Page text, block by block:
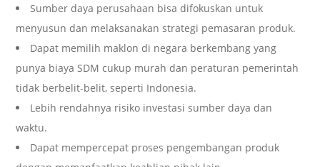
Sumber daya perusahaan bisa difokuskan untuk
menyusun dan melaksanakan strategi pemasaran produk.
Dapat memilih maklon di negara berkembang yang
punya biaya SDM cukup murah dan peraturan pemerintah
tidak berbelit-belit, seperti Indonesia.
Lebih rendahnya risiko investasi sumber daya dan
waktu.
Dapat mempercepat proses pengembangan produk